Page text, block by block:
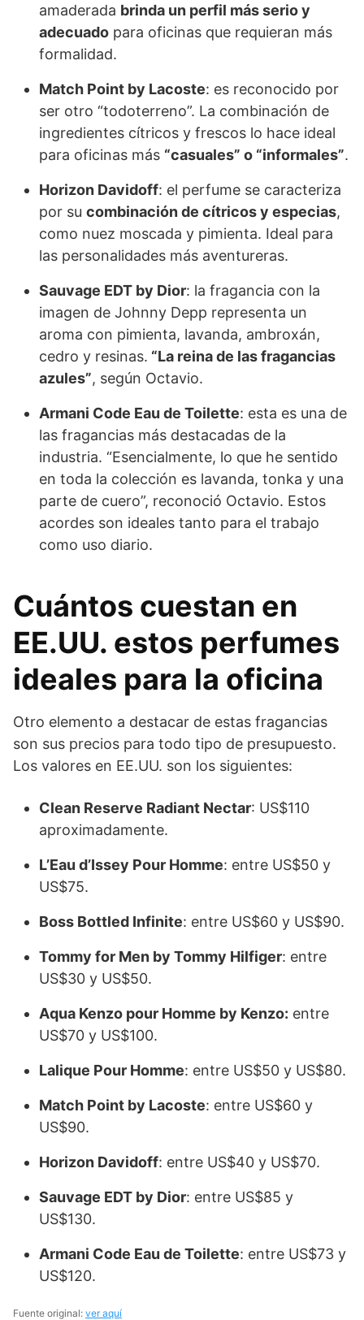
amaderada brinda un perfil más serio y
adecuado para oficinas que requieran más
formalidad.
Match Point by Lacoste: es reconocido por
ser otro “todoterreno”. La combinación de
ingredientes cítricos y frescos lo hace ideal
para oficinas más “casuales” o “informales”.
Horizon Davidoff: el perfume se caracteriza
por su combinación de cítricos y especias,
como nuez moscada y pimienta. Ideal para
las personalidades más aventureras.
Sauvage EDT by Dior: la fragancia con la
imagen de Johnny Depp representa un
aroma con pimienta, lavanda, ambroxán,
cedro y resinas. “La reina de las fragancias
azules”, según Octavio.
Armani Code Eau de Toilette: esta es una de
las fragancias más destacadas de la
industria. “Esencialmente, lo que he sentido
en toda la colección es lavanda, tonka y una
parte de cuero”, reconoció Octavio. Estos
acordes son ideales tanto para el trabajo
como uso diario.
Cuántos cuestan en
EE.UU. estos perfumes
ideales para la oficina
Otro elemento a destacar de estas fragancias
son sus precios para todo tipo de presupuesto.
Los valores en EE.UU. son los siguientes:
Clean Reserve Radiant Nectar: US$110
aproximadamente.
L’Eau d’Issey Pour Homme: entre US$50 y
US$75.
Boss Bottled Infinite: entre US$60 y US$90.
Tommy for Men by Tommy Hilfiger: entre
US$30 y US$50.
Aqua Kenzo pour Homme by Kenzo: entre
US$70 y US$100.
Lalique Pour Homme: entre US$50 y US$80.
Match Point by Lacoste: entre US$60 y
US$90.
Horizon Davidoff: entre US$40 y US$70.
Sauvage EDT by Dior: entre US$85 y
US$130.
Armani Code Eau de Toilette: entre US$73 y
US$120.
Fuente original: ver aquí